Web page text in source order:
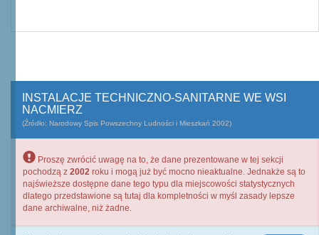
INSTALACJE TECHNICZNO-SANITARNE WE WSI
NACMIERZ
(Źródło: Narodowy Spis Powszechny Ludności i Mieszkań 2002)
Proszę zwrócić uwagę na to, że dane prezentowane w tej sekcji
pochodzą z 2002 roku i mogą już być mocno nieaktualne. Jednakże są to
najświeższe dostępne dane tego typu dla miejscowości statystycznych
dlatego przedstawione są tutaj dla kompletności w myśl zasady lepsze
dane archiwalne, niż żadne.